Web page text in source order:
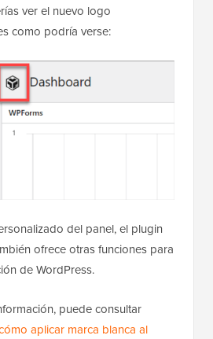
ver el nuevo logo
como podría verse:
del panel, el plugin
ofrece otras funciones para
de WordPress.
puede consultar
aplicar marca blanca al